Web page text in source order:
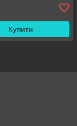
Купити